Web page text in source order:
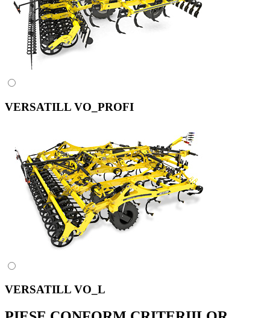
VERSATILL VO_PROFI
VERSATILL VO_L